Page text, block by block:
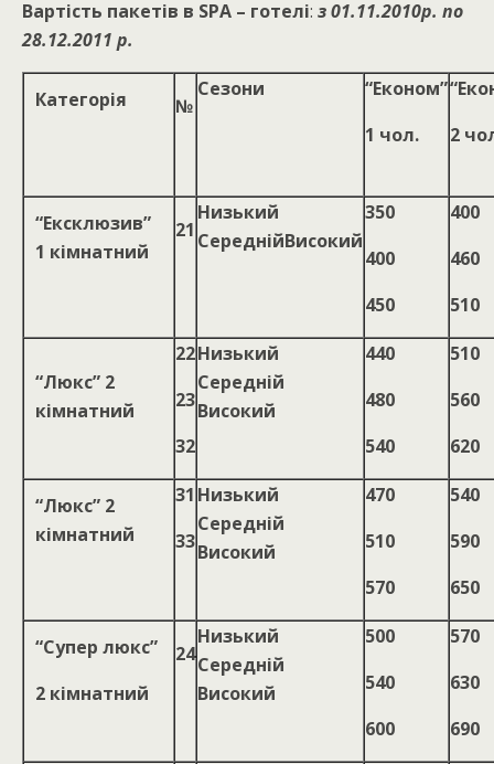
Вартість пакетів в SPA – готелі: з 01.11.2010р. по
28.12.2011 р.
Категорія №
Сезони
“Економ”
1 чол.
2
“Ексклюзив”
1 кімнатний
21
Низький
СереднійВисокий
350
400
450
400
460
510
“Люкс” 2
кімнатний
22
23
32
Низький
Середній
Високий
440
480
540
510
560
620
“Люкс” 2
кімнатний
31
33
Низький
Середній
Високий
470
510
570
540
590
650
“Супер люкс”
2 кімнатний
24
Низький
Середній
Високий
500
540
600
570
630
690